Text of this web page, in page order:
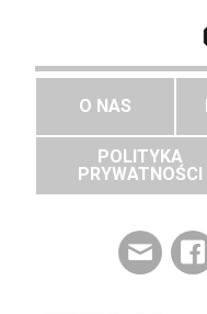
O NAS
POLITYKA
PRYWATNOŚCI